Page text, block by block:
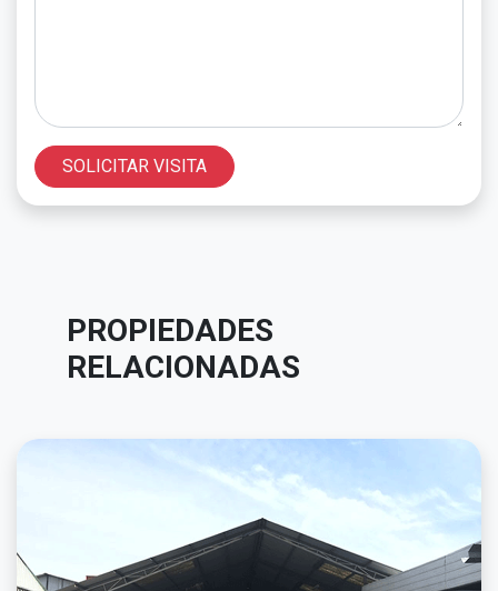
SOLICITAR VISITA
PROPIEDADES
RELACIONADAS